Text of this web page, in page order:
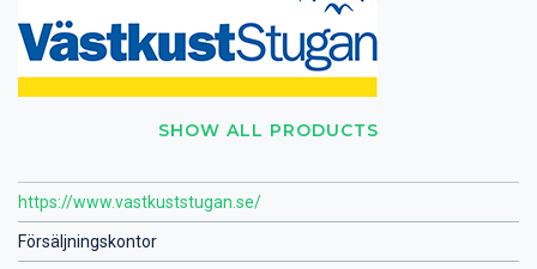
SHOW ALL PRODUCTS
https://www.vastkuststugan.se/
Försäljningskontor